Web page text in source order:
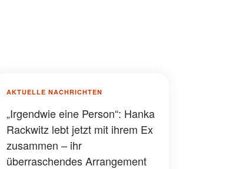
AKTUELLE NACHRICHTEN
„Irgendwie eine Person“: Hanka
Rackwitz lebt jetzt mit ihrem Ex
zusammen – ihr
überraschendes Arrangement